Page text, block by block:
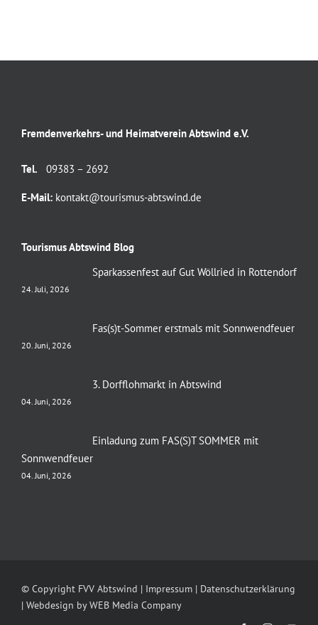
Fremdenverkehrs- und Heimatverein Abtswind e.V.
Tel. 09383 – 2692
E-Mail: kontakt@tourismus-abtswind.de
Tourismus Abtswind Blog
Sparkassenfest auf Gut Wöllried in Rottendorf
24. Juli, 2026
Fas(s)t-Sommer erstmals mit Sonnwendfeuer
20. Juni, 2026
3. Dorfflohmarkt in Abtswind
04. Juni, 2026
Einladung zum FAS(S)T SOMMER mit
Sonnwendfeuer
04. Juni, 2026
© Copyright FVV Abtswind | Impressum| Datenschutzerklärung
| Webdesign byWEB Media Company